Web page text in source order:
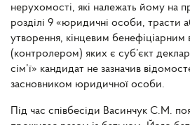
нерухомості, які належать йому на
розділі 9 «юридичні особи, трасти
утворення, кінцевим бенефіціарним
(контролером) яких є суб’єкт
сім’ї» кандидат не зазначив
засновником юридичної особи.
Під час співбесіди Васинчук С.М.